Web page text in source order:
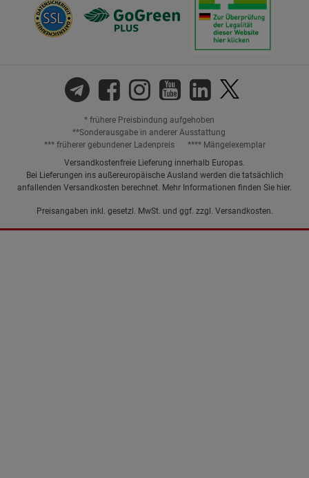
* frühere Preisbindung aufgehoben
**Sonderausgabe in anderer Ausstattung
*** früherer gebundener Ladenpreis
**** Mängelexemplar
Versandkostenfreie Lieferung innerhalb Europas.
Bei Lieferungen ins außereuropäische Ausland werden die tatsächlich
anfallenden Versandkosten berechnet. Mehr Informationen finden Sie hier.
Preisangaben inkl. gesetzl. MwSt. und ggf. zzgl. Versandkosten.